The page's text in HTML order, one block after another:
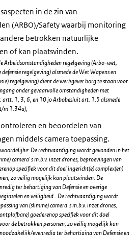
in de zin van
(ARBO)/Safety waarbij monitoring
betrokken natuurlijke
of kan plaatsvinden.
Arbeidsomstandigheden regelgeving (Arbo-wet,
regelgeving) alsmede de Wet Wapens en
regelgeving) dient de werkgever borg te staan voor
onder gevaarvolle omstandigheden met
artt. 1, 3, 6, en 10 jo Arbobesluit art. 1.5 alsmede
m 1.34a),
en beoordelen van
middels camera toepassing.
De rechtvaardiging wordt gevonden in het
camera' s m.b.v. inzet drones, beproevingen van
specifiek voor dit doel ingericht(e) complex(en)
zo veilig mogelijk kan plaatsvinden. De
ter behartiging van Defensie en overige
en veiligheid.. De rechtvaardiging wordt
van (slimme) camera' s m.b.v. inzet drones,
goederenop specifiek voor dit doel
de betrokken personen, zo veilig mogelijk kan
evenredig ter behartiging van Defensie en